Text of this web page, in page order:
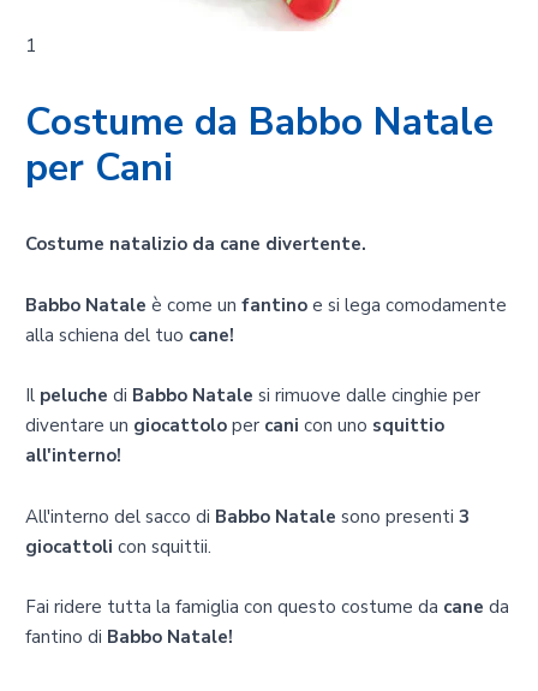
1
Costume da Babbo Natale
per Cani
Costume natalizio da cane divertente.
Babbo Natale è come un fantino e si lega comodamente
alla schiena del tuo cane!
Il peluche di Babbo Natale si rimuove dalle cinghie per
diventare un giocattolo per cani con uno squittio
all'interno!
All'interno del sacco di Babbo Natale sono presenti 3
giocattoli con squittii.
Fai ridere tutta la famiglia con questo costume da cane da
fantino di Babbo Natale!